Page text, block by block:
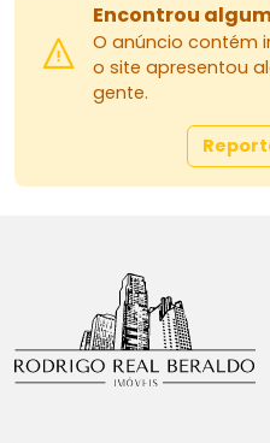
Encontrou
O anúncio contém
o site apresentou
gente.